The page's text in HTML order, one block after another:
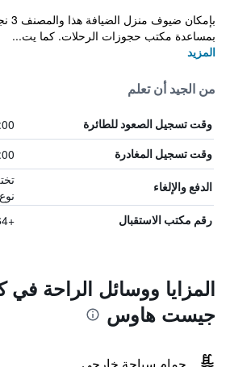
بمساعدة مكتب حجوزات الرحلات. كما يت...
المزيد
من الجيد أن تعلم
وقت تسجيل الصعود للطائرة
وقت تسجيل المغادرة
الدفع والإلغاء
رقم مكتب الاستقبال +264 6123 9401
المزايا ووسائل الراحة في
جيست هاوس